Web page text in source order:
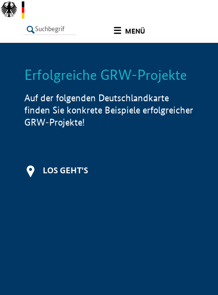
MENÜ
LISTE Info
Erfolgreiche GRW-Projekte
Auf der folgenden Deutschlandkarte
finden Sie konkrete Beispiele erfolgreicher
GRW-Projekte!
LOS GEHT'S